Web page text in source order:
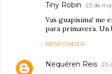
Tiny Robin 23 de
Vas guapísima! me
para primavera. Un
RESPONDER
Nequéren Reis 23